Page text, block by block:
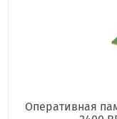
Оперативная